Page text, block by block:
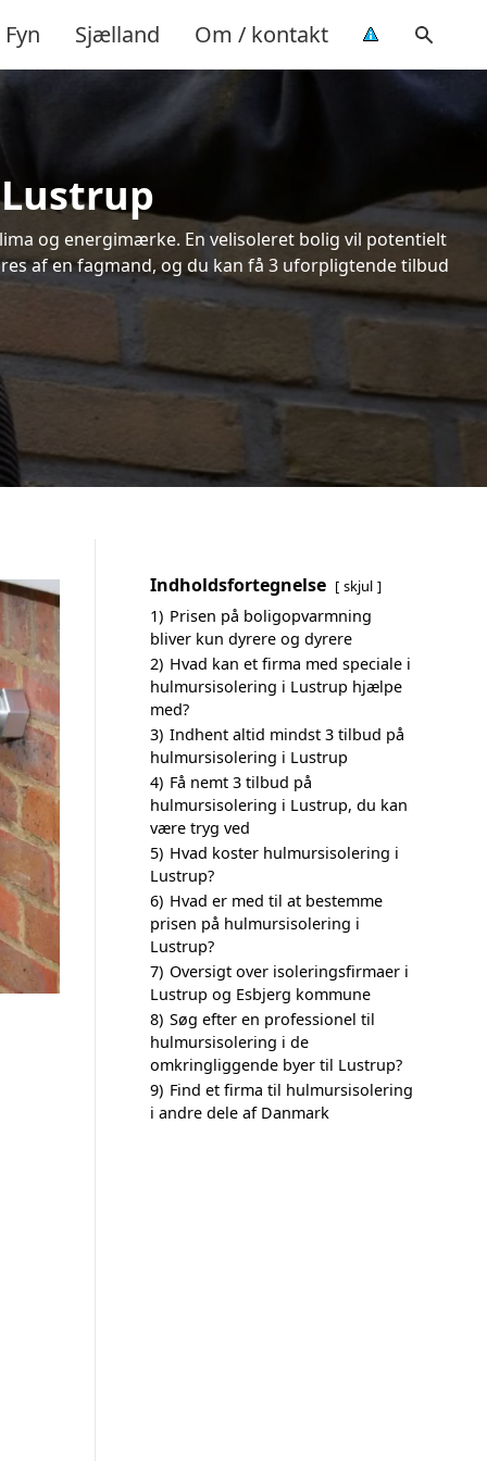
Fyn Sjælland Om / kontakt
og energimærke. En velisoleret bolig vil potentielt
af en fagmand, og du kan få 3 uforpligtende tilbud
Indholdsfortegnelse skjul
1) Prisen på boligopvarmning
bliver kun dyrere og dyrere
2) Hvad kan et firma med speciale i
hulmursisolering i Lustrup hjælpe
med?
3) Indhent altid mindst 3 tilbud på
hulmursisolering i Lustrup
4) Få nemt 3 tilbud på
hulmursisolering i Lustrup, du kan
være tryg ved
5) Hvad koster hulmursisolering i
Lustrup?
6) Hvad er med til at bestemme
prisen på hulmursisolering i
Lustrup?
7) Oversigt over isoleringsfirmaer i
Lustrup og Esbjerg kommune
8) Søg efter en professionel til
hulmursisolering i de
omkringliggende byer til Lustrup?
9) Find et firma til hulmursisolering
i andre dele af Danmark